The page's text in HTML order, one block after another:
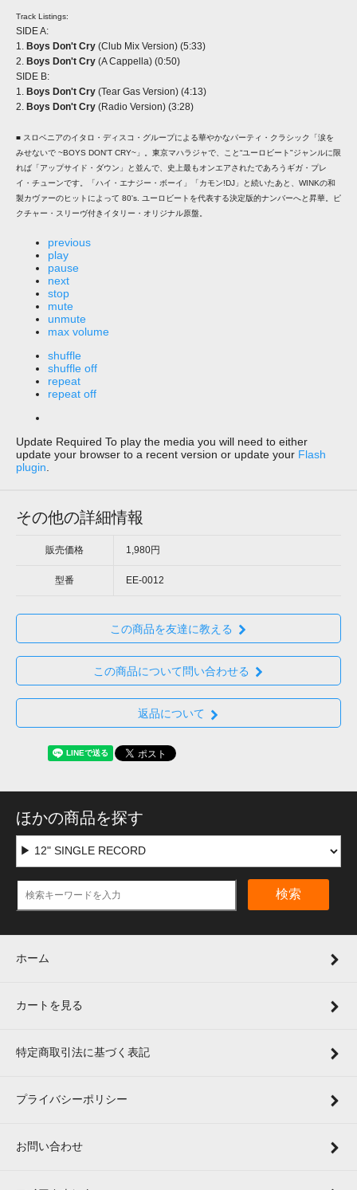
Track Listings:
SIDE A:
1. Boys Don't Cry (Club Mix Version) (5:33)
2. Boys Don't Cry (A Cappella) (0:50)
SIDE B:
1. Boys Don't Cry (Tear Gas Version) (4:13)
2. Boys Don't Cry (Radio Version) (3:28)
■ スロベニアのイタロ・ディスコ・グループによる華やかなパーティ・クラシック「涙を
みせないで ~BOYS DON'T CRY~」。東京マハラジャで、こと“ユーロビート"ジャンルに限
れば「アップサイド・ダウン」と並んで、史上最もオンエアされたであろうギガ・プレ
イ・チューンです。「ハイ・エナジー・ボーイ」「カモン!DJ」と続いたあと、WINKの和
製カヴァーのヒットによって 80's. ユーロビートを代表する決定版的ナンバーへと昇華。ピ
クチャー・スリーヴ付きイタリー・オリジナル原盤。
previous
play
pause
next
stop
mute
unmute
max volume
shuffle
shuffle off
repeat
repeat off
Update Required To play the media you will need to either
update your browser to a recent version or update your Flash
plugin
その他の詳細情報
販売価格 1,980円
型番 EE-0012
この商品を友達に教える
この商品について問い合わせる
返品について
ほかの商品を探す
検索
ホーム
カートを見る
特定商取引法に基づく表記
プライバシーポリシー
お問い合わせ